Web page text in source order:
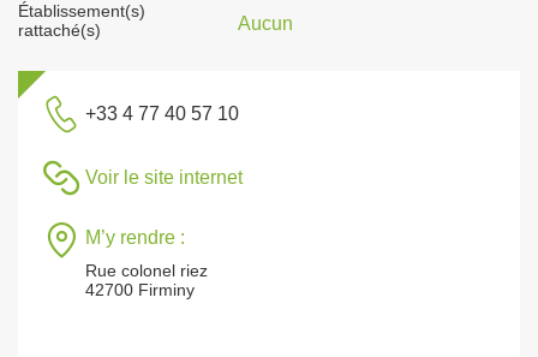
Établissement(s)
rattaché(s)
Aucun
+33 4 77 40 57 10
Voir le site internet
M’y rendre :
Rue colonel riez
42700 Firminy